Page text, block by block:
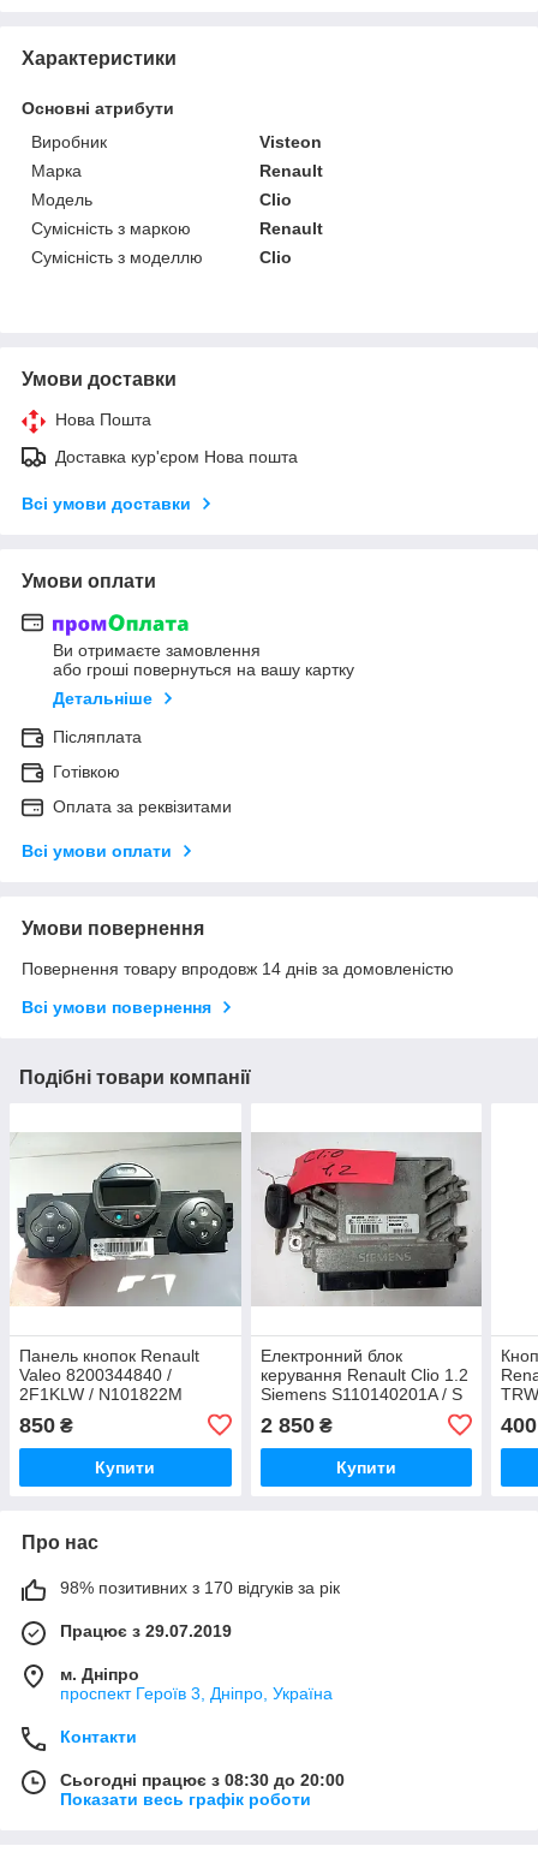
Характеристики
Основні атрибути
Виробник
Visteon
Марка
Renault
Модель
Clio
Сумісність з маркою
Renault
Сумісність з моделлю
Clio
Умови доставки
Нова Пошта
Доставка кур'єром Нова пошта
Всі умови доставки
Умови оплати
Ви отримаєте замовлення
або гроші повернуться на вашу картку
Детальніше
Післяплата
Готівкою
Оплата за реквізитами
Всі умови оплати
Умови повернення
Повернення товару впродовж 14 днів за домовленістю
Всі умови повернення
Подібні товари компанії
Панель кнопок Renault
Valeo 8200344840 /
2F1KLW / N101822M
850 ₴
Купити
Електронний блок
керування Renault Clio 1.2
Siemens S110140201A / S
110 140 201 A / 82 00 326
395 + Ключ!
2 850₴
Купити
400
Про нас
98% позитивних з 170 відгуків за рік
Працює з 29.07.2019
м. Дніпро
проспект Героїв 3, Дніпро, Україна
Контакти
Сьогодні працює з 08:30 до 20:00
Показати весь графік роботи